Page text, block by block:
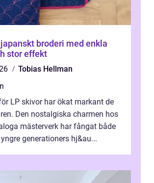
stor effekt
Tobias Hellman
LP skivor har ökat markant de
Den nostalgiska charmen hos
mästerverk har fångat både
generationers hj&au...